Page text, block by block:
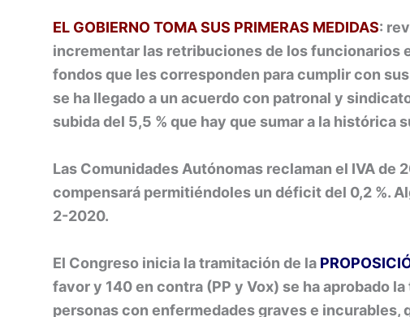
EL GOBIERNO TOMA SUS PRIMERAS MEDIDAS:
incrementar las retribuciones de los funcionarios
fondos que les corresponden para cumplir con
se ha llegado a un acuerdo con patronal y
subida del 5,5 % que hay que sumar a la histórica
Las Comunidades Autónomas reclaman el IVA de
compensará permitiéndoles un déficit del 0,2 %.
2-2020.
El Congreso inicia la tramitación de la
favor y 140 en contra (PP y Vox) se ha aprobado
personas con enfermedades graves e